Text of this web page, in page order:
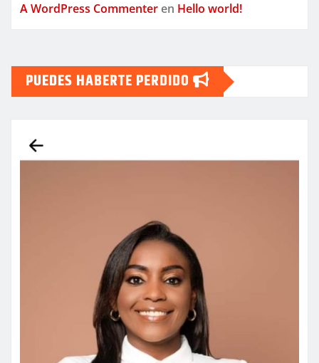
A WordPress Commenter en Hello world!
PUEDES HABERTE PERDIDO